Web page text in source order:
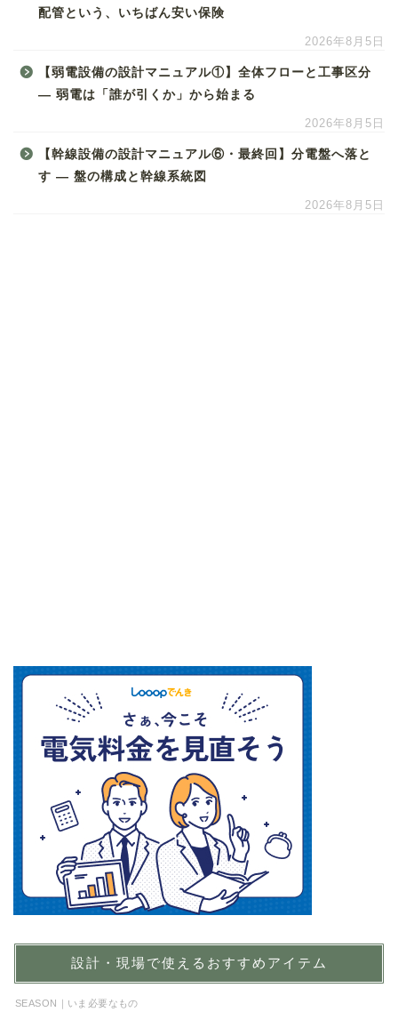
配管という、いちばん安い保険
2026年8月5日
【弱電設備の設計マニュアル①】全体フローと工事区分
― 弱電は「誰が引くか」から始まる
2026年8月5日
【幹線設備の設計マニュアル⑥・最終回】分電盤へ落と
す ― 盤の構成と幹線系統図
2026年8月5日
設計・現場で使えるおすすめアイテム
SEASON｜いま必要なもの